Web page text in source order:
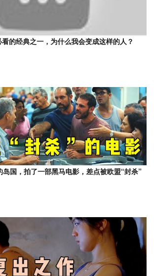
看的经典之一，为什么我会变成这样的人？
岛国，拍了一部黑马电影，差点被欧盟“封杀”